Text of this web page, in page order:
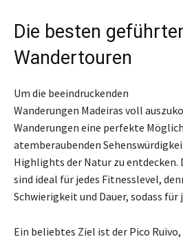
Die besten
Wandertouren
Um die beeindruckenden
Wanderungen Madeiras voll
Wanderungen eine perfekte
atemberaubenden
Highlights der Natur zu entdecken.
sind ideal für jedes Fitnesslevel,
Schwierigkeit und Dauer, sodass für
Ein beliebtes Ziel ist der Pico